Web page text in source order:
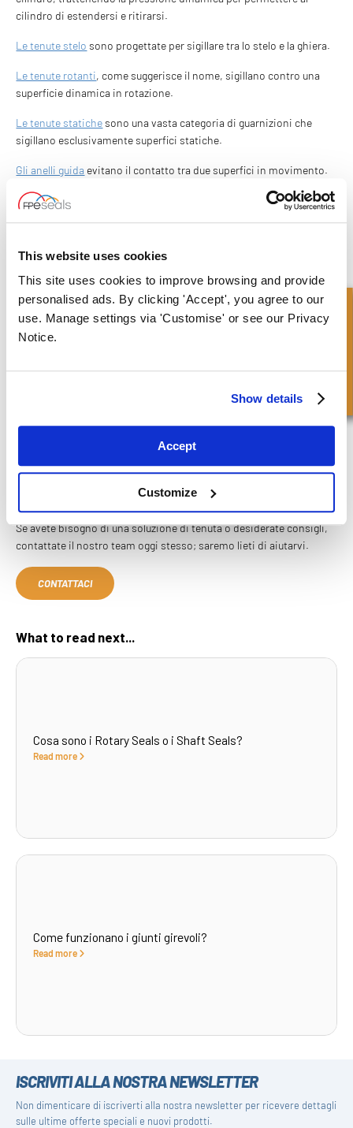
This website uses cookies
This site uses cookies to improve browsing and provide
personalised ads. By clicking 'Accept', you agree to our
use. Manage settings via 'Customise' or see our Privacy
Notice.
Show details
Accept
Customize
cilindro di estendersi e ritirarsi.
Le tenute stelo sono progettate per sigillare tra lo stelo e la ghiera.
Le tenute rotanti, come suggerisce il nome, sigillano contro una
superficie dinamica in rotazione.
Le tenute statiche sono una vasta categoria di guarnizioni che
sigillano esclusivamente superfici statiche.
Gli anelli guida evitano il contatto tra due superfici in movimento.
Le diverse tenute possono essere classificate come a singolo
effetto è progettata per sopportare la pressione da entrambi i lati.
Per adattarsi alle molteplici applicazioni esistenti, i prodotti di
tenuta sono disponibili in misure metriche o imperiali e possono
essere realizzati in un'ampia gamma di materiali standard o
specialistici.
un'applicazione esistente o di una nuova applicazione in fase di
FPE Seals offre sia un'ampia gamma di tenute e kit di tenute in
magazzino pronti per l'ordine, sia unservizio di tenute lavorate su
Se avete bisogno di una soluzione di tenuta o desiderate consigli,
contattate il nostro team oggi stesso; saremo lieti di aiutarvi.
CONTATTACI
What to read next...
Cosa sono i Rotary Seals o i Shaft Seals?
Read more
Come funzionano i giunti girevoli?
Read more
ISCRIVITI ALLA NOSTRA NEWSLETTER
Non dimenticare di iscriverti alla nostra newsletter per ricevere dettagli
sulle ultime offerte speciali e nuovi prodotti.
Richiesta Veloce